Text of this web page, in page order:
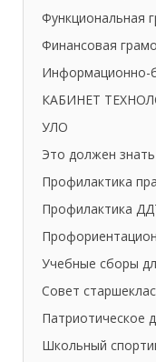
Функциональная
Финансовая
Информационно-
КАБИНЕТ
УЛО
Это должен
Профилактика
Профилактика
Учебные сборы
Совет
Школьный